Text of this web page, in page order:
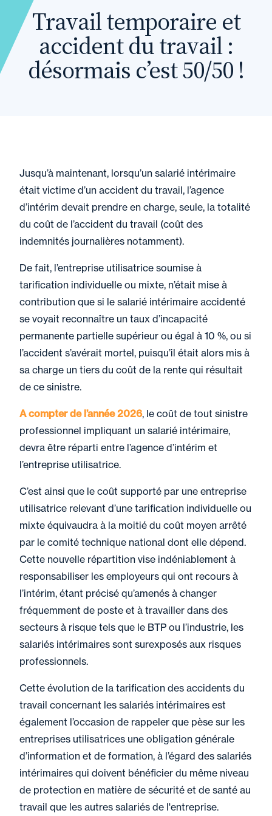
Travail temporaire et
accident du travail :
désormais c’est 50/50 !
Jusqu’à maintenant, lorsqu’un salarié intérimaire
était victime d’un accident du travail, l’agence
d’intérim devait prendre en charge, seule, la totalité
du coût de l’accident du travail (coût des
indemnités journalières notamment).
De fait, l’entreprise utilisatrice soumise à
tarification individuelle ou mixte, n’était mise à
contribution que si le salarié intérimaire accidenté
se voyait reconnaître un taux d’incapacité
permanente partielle supérieur ou égal à 10 %, ou si
l’accident s’avérait mortel, puisqu’il était alors mis à
sa charge un tiers du coût de la rente qui résultait
de ce sinistre.
A compter de l’année 2026, le coût de tout sinistre
professionnel impliquant un salarié intérimaire,
devra être réparti entre l’agence d’intérim et
l’entreprise utilisatrice.
C’est ainsi que le coût supporté par une entreprise
utilisatrice relevant d’une tarification individuelle ou
mixte équivaudra à la moitié du coût moyen arrêté
par le comité technique national dont elle dépend.
Cette nouvelle répartition vise indéniablement à
responsabiliser les employeurs qui ont recours à
l’intérim, étant précisé qu’amenés à changer
fréquemment de poste et à travailler dans des
secteurs à risque tels que le BTP ou l’industrie, les
salariés intérimaires sont surexposés aux risques
professionnels.
Cette évolution de la tarification des accidents du
travail concernant les salariés intérimaires est
également l’occasion de rappeler que pèse sur les
entreprises utilisatrices une obligation générale
d’information et de formation, à l’égard des salariés
intérimaires qui doivent bénéficier du même niveau
de protection en matière de sécurité et de santé au
travail que les autres salariés de l'entreprise.